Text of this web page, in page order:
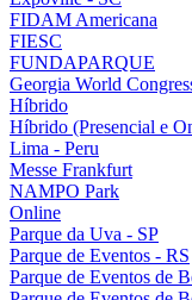
FIDAM Americana
FIESC
FUNDAPARQUE
Georgia World
Híbrido
Híbrido (Presencial e
Lima - Peru
Messe Frankfurt
NAMPO Park
Online
Parque da Uva - SP
Parque de Eventos - RS
Parque de Eventos de